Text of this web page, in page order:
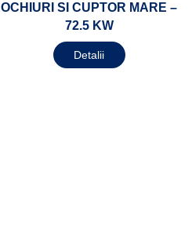
OCHIURI SI CUPTOR MARE –
72.5 KW
Detalii